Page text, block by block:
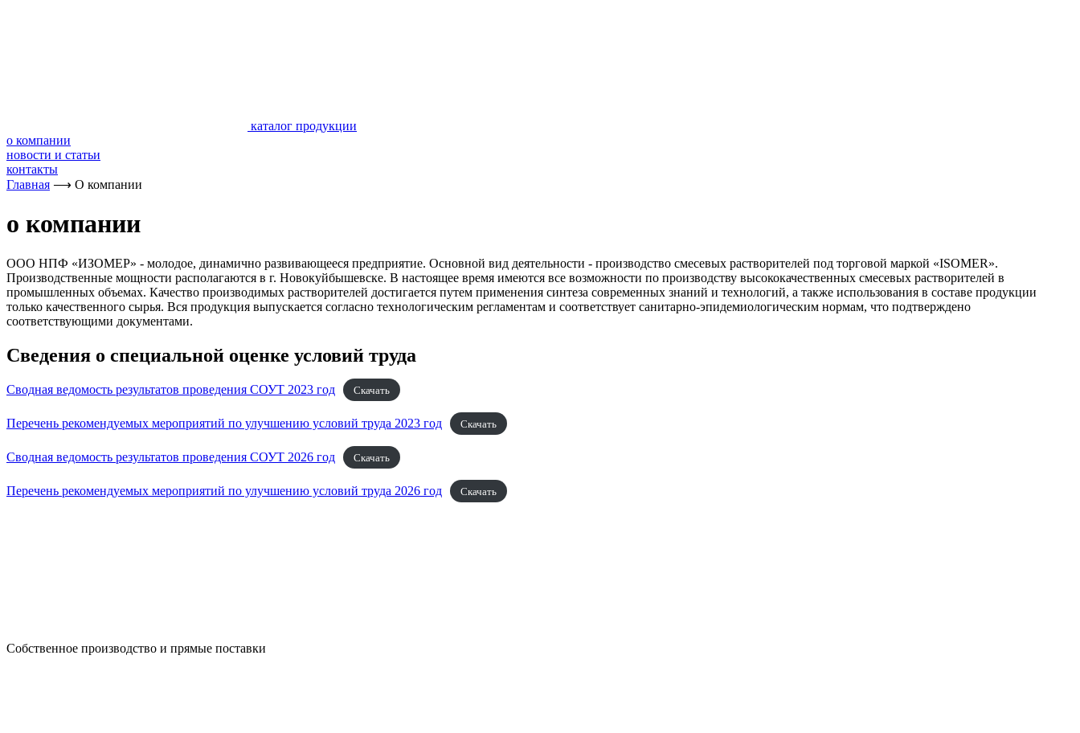
каталог продукции
о компании
новости и статьи
контакты
Главная ⟶ О компании
о компании
ООО НПФ «ИЗОМЕР» - молодое, динамично развивающееся предприятие. Основной вид деятельности - производство смесевых растворителей под торговой маркой «ISOMER».
Производственные мощности располагаются в г. Новокуйбышевске. В настоящее время имеются все возможности по производству высококачественных смесевых растворителей в
промышленных объемах. Качество производимых растворителей достигается путем применения синтеза современных знаний и технологий, а также использования в составе продукции
только качественного сырья. Вся продукция выпускается согласно технологическим регламентам и соответствует санитарно-эпидемиологическим нормам, что подтверждено
соответствующими документами.
Сведения о специальной оценке условий труда
Cводная ведомость результатов проведения СОУТ 2023 год Скачать
Перечень рекомендуемых мероприятий по улучшению условий труда 2023 год Скачать
Cводная ведомость результатов проведения СОУТ 2026 год Скачать
Перечень рекомендуемых мероприятий по улучшению условий труда 2026 год Скачать
Собственное производство и прямые поставки